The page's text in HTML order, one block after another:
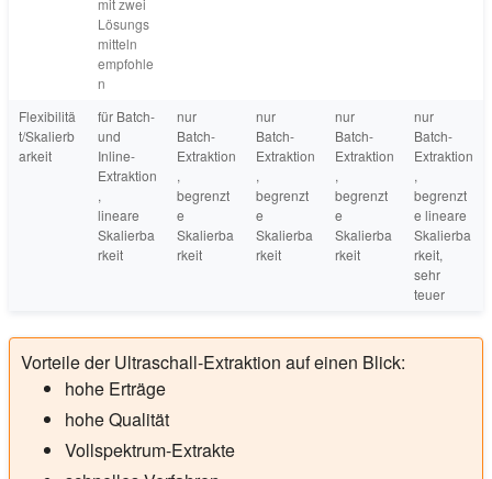
Lösungs
mitteln
empfohle
n
Flexibilitä
t/Skalierb
arkeit
für Batch-
und
Inline-
Extraktion
,
lineare
Skalierba
rkeit
nur
Batch-
Extraktion
,
begrenzt
e
Skalierba
rkeit
nur
Batch-
Extraktion
,
begrenzt
e
Skalierba
rkeit
nur
Batch-
Extraktion
,
begrenzt
e
Skalierba
rkeit
nur
Batch-
Extraktion
,
begrenzt
e lineare
Skalierba
rkeit,
sehr
teuer
Vorteile der Ultraschall-Extraktion auf einen Blick:
hohe Erträge
hohe Qualität
Vollspektrum-Extrakte